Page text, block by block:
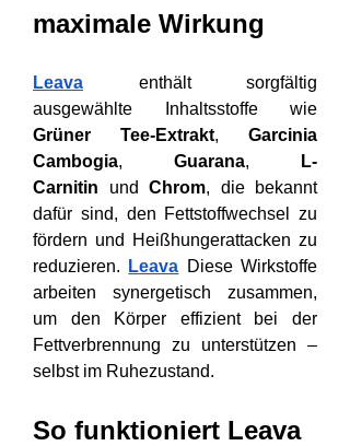
maximale Wirkung
Leava enthält sorgfältig
Grüner Tee-Extrakt, Garcinia
Cambogia, Guarana,
L-
Carnitin und Chrom, die bekannt
dafür sind, den Fettstoffwechsel zu
fördern und Heißhungerattacken zu
reduzieren.
Leava Diese Wirkstoffe
arbeiten synergetisch zusammen,
um den Körper effizient bei der
Fettverbrennung zu unterstützen –
selbst im Ruhezustand.
So funktioniert Leava